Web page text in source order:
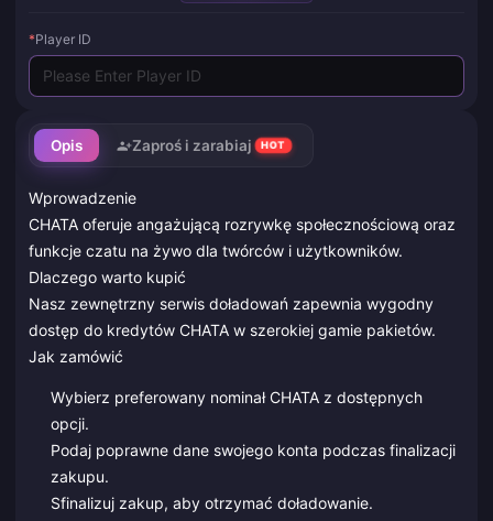
Opis Zaproś i zarabiaj HOT
Wprowadzenie
CHATA oferuje angażującą rozrywkę społecznościową oraz
funkcje czatu na żywo dla twórców i użytkowników.
Dlaczego warto kupić
Nasz zewnętrzny serwis doładowań zapewnia wygodny
dostęp do kredytów CHATA w szerokiej gamie pakietów.
Jak zamówić
Wybierz preferowany nominał CHATA z dostępnych
opcji.
Podaj poprawne dane swojego konta podczas finalizacji
zakupu.
Sfinalizuj zakup, aby otrzymać doładowanie.
*Player ID